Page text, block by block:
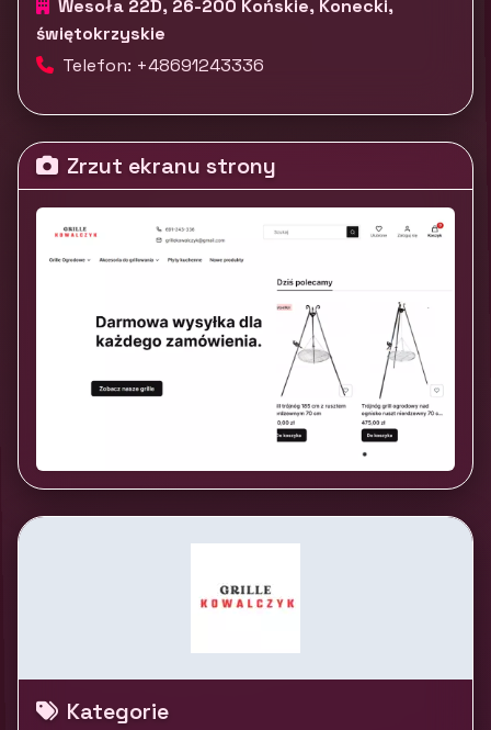
Wesoła 22D, 26-200 Końskie, Konecki,
świętokrzyskie
Telefon: +48691243336
Zrzut ekranu strony
Kategorie